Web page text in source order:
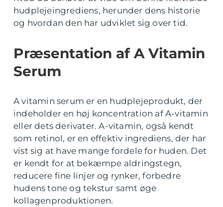
hudplejeingrediens, herunder dens historie
og hvordan den har udviklet sig over tid.
Præsentation af A Vitamin
Serum
A vitamin serum er en hudplejeprodukt, der
indeholder en høj koncentration af A-vitamin
eller dets derivater. A-vitamin, også kendt
som retinol, er en effektiv ingrediens, der har
vist sig at have mange fordele for huden. Det
er kendt for at bekæmpe aldringstegn,
reducere fine linjer og rynker, forbedre
hudens tone og tekstur samt øge
kollagenproduktionen.